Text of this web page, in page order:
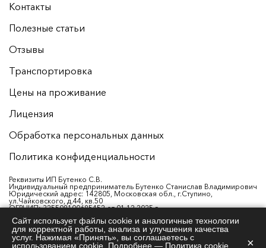
Контакты
Полезные статьи
Отзывы
Транспортировка
Цены на проживание
Лицензия
Обработка персональных данных
Политика конфиденциальности
Реквизиты ИП Бутенко С.В.
Индивидуальный предприниматель Бутенко Станислав Владимирович
Юридический адрес: 142805, Московская обл., г.Ступино,
ул.Чайковского, д.44, кв.50
ОГРНИП: 325508100685452 от 01.12.2025 г.
Р/с: 40802810801730005495
Банк: АО "АЛЬФА-БАНК"
БИК: 044525593
К/с: 30101810200000000593 в ГУ БАНКА РОССИИ ПО ЦФО
Сайт использует файлы cookie и аналогичные технологии
для корректной работы, анализа и улучшения качества
услуг. Нажимая «Принять», вы соглашаетесь с
использованием cookie. Подробнее — Политика cookie ×